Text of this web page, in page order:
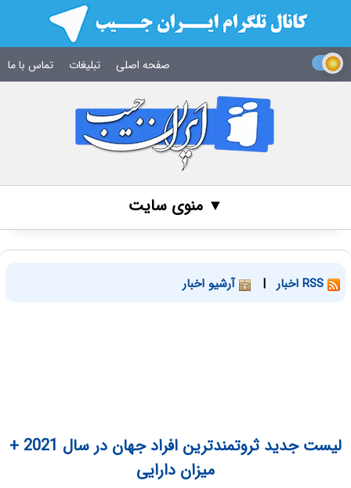
صفحه اصلی تبلیغات تماس با ما
▼ منوی سایت
| آرشیو اخبار
لیست جدید ثروتمندترین افراد جهان در سال 2021 +
میزان دارایی